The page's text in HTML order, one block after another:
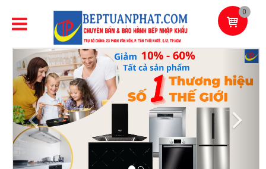
0
Previous Next